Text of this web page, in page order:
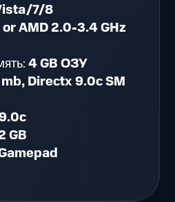
7/8
AMD 2.0-3.4 GHz
4 GB ОЗУ
Directx 9.0c SM
GB